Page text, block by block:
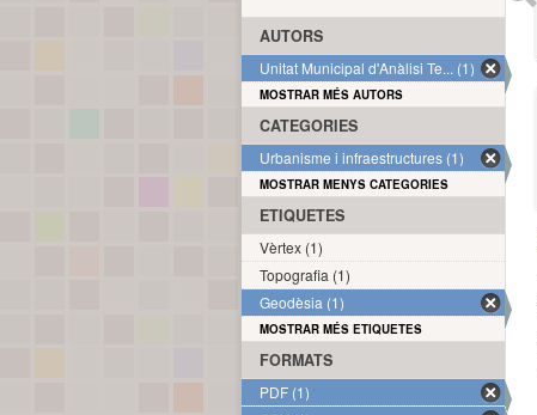
AUTORS
Unitat Municipal d'Anàlisi Te... (1)
MOSTRAR MÉS AUTORS
CATEGORIES
Urbanisme i infraestructures (1)
MOSTRAR MENYS CATEGORIES
ETIQUETES
Vèrtex (1)
Topografia (1)
Geodèsia (1)
MOSTRAR MÉS ETIQUETES
FORMATS
PDF (1)